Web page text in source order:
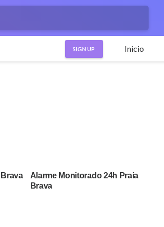
SIGN UP Inicio
Alarme Monitorado 24h Praia
Brava